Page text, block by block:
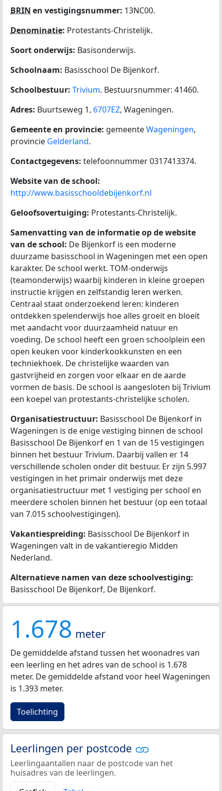
BRIN en vestigingsnummer: 13NC00.
Denominatie: Protestants-Christelijk.
Soort onderwijs: Basisonderwijs.
Schoolnaam: Basisschool De Bijenkorf.
Schoolbestuur: Trivium. Bestuursnummer: 41460.
Adres: Buurtseweg 1, 6707EZ, Wageningen.
Gemeente en provincie: gemeenteWageningen,
provincie Gelderland.
Contactgegevens: telefoonnummer 0317413374.
Website van de school:
http://www.basisschooldebijenkorf.nl
Geloofsovertuiging: Protestants-Christelijk.
Samenvatting van de informatie op de website
van de school: De Bijenkorf is een moderne
duurzame basisschool in Wageningen met een open
karakter. De school werkt. TOM-onderwijs
(teamonderwijs) waarbij kinderen in kleine groepen
instructie krijgen en zelfstandig leren werken.
Centraal staat onderzoekend leren: kinderen
ontdekken spelenderwijs hoe alles groeit en bloeit
met aandacht voor duurzaamheid natuur en
voeding. De school heeft een groen schoolplein een
open keuken voor kinderkookkunsten en een
techniekhoek. De christelijke waarden van
gastvrijheid en zorgen voor elkaar en de aarde
vormen de basis. De school is aangesloten bij Trivium
een koepel van protestants-christelijke scholen.
Organisatiestructuur: Basisschool De Bijenkorf in
Wageningen is de enige vestiging binnen de school
Basisschool De Bijenkorf en 1 van de 15 vestigingen
binnen het bestuur Trivium. Daarbij vallen er 14
verschillende scholen onder dit bestuur. Er zijn 5.997
vestigingen in het primair onderwijs met deze
organisatiestructuur met 1 vestiging per school en
meerdere scholen binnen het bestuur (op een totaal
van 7.015 schoolvestigingen).
Vakantiespreiding: Basisschool De Bijenkorf in
Wageningen valt in de vakantieregio Midden
Nederland.
Alternatieve namen van deze schoolvestiging:
Basisschool De Bijenkorf, De Bijenkorf.
1.678 meter
De gemiddelde afstand tussen het woonadres van
een leerling en het adres van de school is 1.678
meter. De gemiddelde afstand voor heel Wageningen
is 1.393 meter.
Toelichting
Leerlingen per postcode
Leerlingaantallen naar de postcode van het
huisadres van de leerlingen.